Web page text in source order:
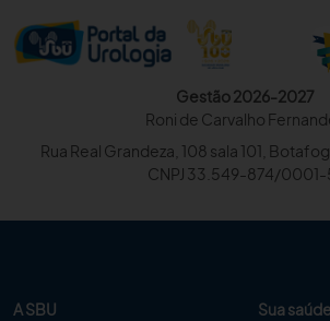
Gestão 2026-2027
Roni de Carvalho
Rua Real Grandeza, 108 sala 101,
CNPJ 33.549-874/0001-
A SBU Sua saúde